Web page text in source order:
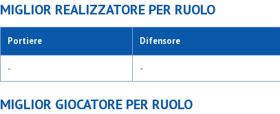
MIGLIOR REALIZZATORE PER RUOLO
Portiere Difensore
- -
MIGLIOR GIOCATORE PER RUOLO